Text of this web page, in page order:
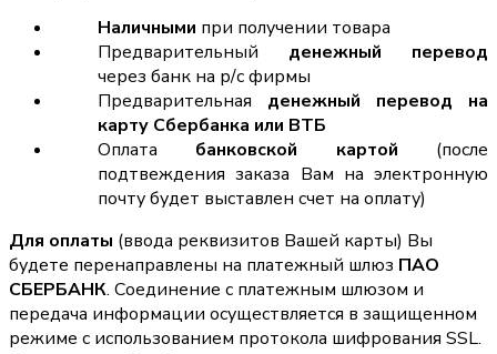
Наличными при получении товара
Предварительный денежный перевод
через банк на р/с фирмы
Предварительная денежный перевод на
карту Сбербанка или ВТБ
Оплата банковской картой (после
подтвеждения заказа Вам на электронную
почту будет выставлен счет на оплату)
Для оплаты (ввода реквизитов Вашей карты) Вы
будете перенаправлены на платежный шлюз ПАО
СБЕРБАНК. Соединение с платежным шлюзом и
передача информации осуществляется в защищенном
режиме с использованием протокола шифрования SSL.